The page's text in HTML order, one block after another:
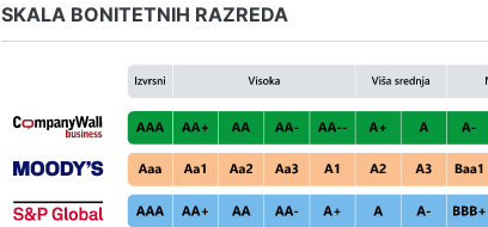
SKALA BONITETNIH RAZREDA